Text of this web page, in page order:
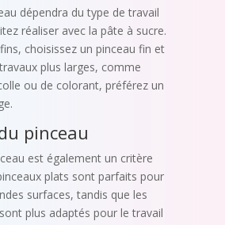
dépendra du type de travail
réaliser avec la pâte à sucre.
choisissez un pinceau fin et
plus larges, comme
ou de colorant, préférez un
pinceau
est également un critère
plats sont parfaits pour
surfaces, tandis que les
plus adaptés pour le travail